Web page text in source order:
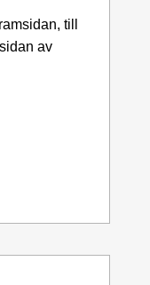
till
av